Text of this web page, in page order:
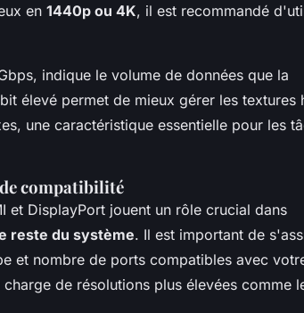
en 1440p ou 4K, il est recommandé
indique le volume de données que la
élevé permet de mieux gérer les textures
une caractéristique essentielle pour les
compatibilité
et DisplayPort jouent un rôle crucial dans
reste du système. Il est important de
et nombre de ports compatibles avec
de résolutions plus élevées comme